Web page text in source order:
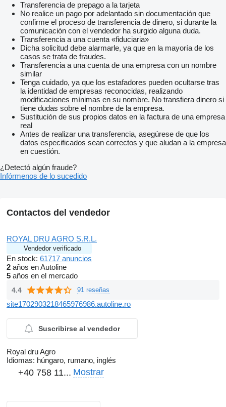
Transferencia de prepago a la tarjeta
No realice un pago por adelantado sin documentación que
confirme el proceso de transferencia de dinero, si durante la
comunicación con el vendedor ha surgido alguna duda.
Transferencia a una cuenta «fiduciaria»
Dicha solicitud debe alarmarle, ya que en la mayoría de los
casos se trata de fraudes.
Transferencia a una cuenta de una empresa con un nombre
similar
Tenga cuidado, ya que los estafadores pueden ocultarse tras
la identidad de empresas reconocidas, realizando
modificaciones mínimas en su nombre. No transfiera dinero si
tiene dudas sobre el nombre de la empresa.
Sustitución de sus propios datos en la factura de una empresa
real
Antes de realizar una transferencia, asegúrese de que los
datos especificados sean correctos y que aludan a la empresa
en cuestión.
¿Detectó algún fraude?
Infórmenos de lo sucedido
Contactos del vendedor
ROYAL DRU AGRO S.R.L.
Vendedor verificado
En stock: 61717 anuncios
2 años en Autoline
5 años en el mercado
4.4 91 reseñas
site1702903218465976986.autoline.ro
Suscribirse al vendedor
Royal dru Agro
Idiomas: húngaro, rumano, inglés
+40 758 11... Mostrar